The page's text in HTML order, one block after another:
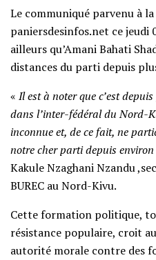
Le communiqué parvenu à
paniersdesinfos.net ce jeudi
ailleurs qu’Amani Bahati
distances du parti depuis
« Il est à noter que c’est
dans l’inter-fédéral du Nord-
inconnue et, de ce fait, ne
notre cher parti depuis
Kakule Nzaghani Nzandu
BUREC au Nord-Kivu.
Cette formation politique,
résistance populaire, croit
autorité morale contre des